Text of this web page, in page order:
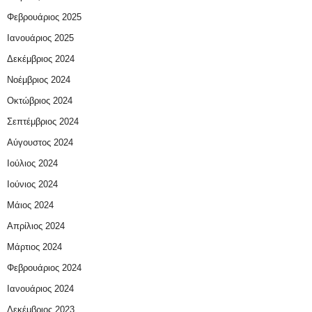
Φεβρουάριος 2025
Ιανουάριος 2025
Δεκέμβριος 2024
Νοέμβριος 2024
Οκτώβριος 2024
Σεπτέμβριος 2024
Αύγουστος 2024
Ιούλιος 2024
Ιούνιος 2024
Μάιος 2024
Απρίλιος 2024
Μάρτιος 2024
Φεβρουάριος 2024
Ιανουάριος 2024
Δεκέμβριος 2023